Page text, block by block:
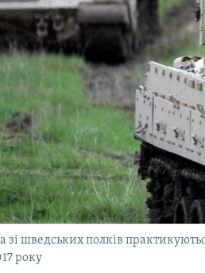
зі шведських полків
року